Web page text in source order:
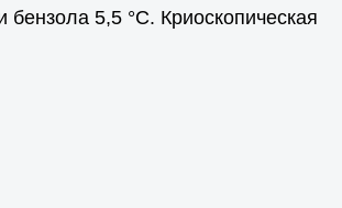
5,5 °С. Криоскопическая